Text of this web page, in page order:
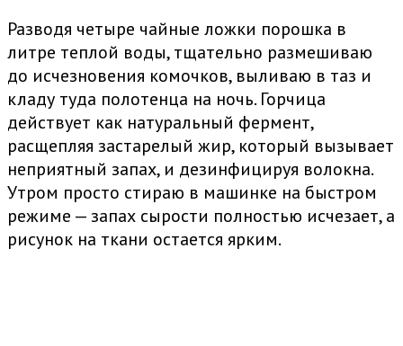
Разводя четыре чайные ложки порошка в
литре теплой воды, тщательно размешиваю
до исчезновения комочков, выливаю в таз и
кладу туда полотенца на ночь. Горчица
действует как натуральный фермент,
расщепляя застарелый жир, который вызывает
неприятный запах, и дезинфицируя волокна.
Утром просто стираю в машинке на быстром
режиме — запах сырости полностью исчезает, а
рисунок на ткани остается ярким.